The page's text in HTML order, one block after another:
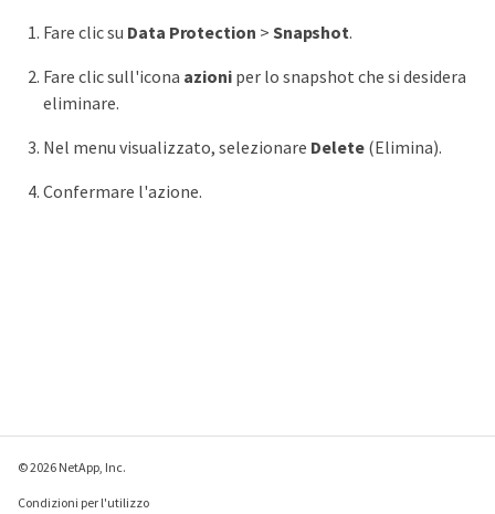
Fare clic su Data Protection > Snapshot.
Fare clic sull'icona azioniper lo snapshot che si desidera
eliminare.
Nel menu visualizzato, selezionare Delete(Elimina).
Confermare l'azione.
© 2026 NetApp, Inc.
Condizioni per l'utilizzo